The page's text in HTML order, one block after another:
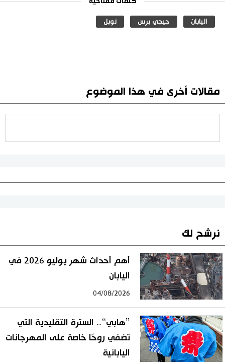
اليابان جيجي برس نوبل
مقالات أخرى في هذا الموضوع
نرشح لك
أهم أحداث شهر يوليو 2026 في
اليابان
04/08/2026
”هابي“.. السترة التقليدية التي
تضفي روحًا خاصة على المهرجانات
اليابانية